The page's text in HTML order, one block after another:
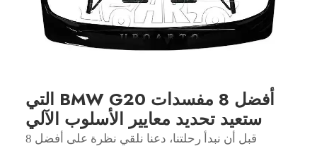
أفضل 8 مفسدات BMW G20 التي
ستعيد تحديد معايير الأسلوب الآلي
قبل أن نبدأ رحلتنا، دعنا نلقي نظرة على أفضل 8